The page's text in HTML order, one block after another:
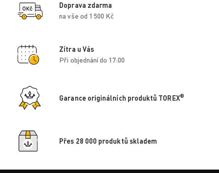
Doprava zdarma
na vše od 1 500 Kč
Zítra u Vás
Při objednání do 17:00
Garance originálních produktů TOREX®
Přes 28 000 produktů skladem